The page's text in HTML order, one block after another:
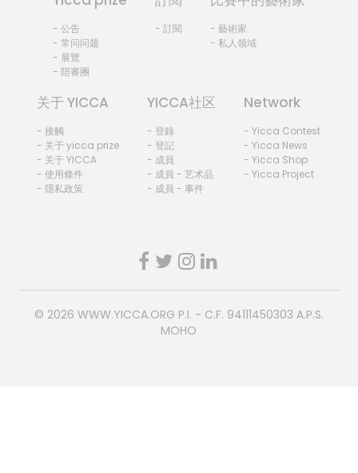
- 公告
- 常问问题
- 展覽
- 陪審團
- 訂閱
- 藝術家
- 私人领域
关于 YICCA
- 接觸
- 关于 yicca prize
- 关于 YICCA
- 使用條件
- 隱私政策
YICCA社区
- 登錄
- 登記
- 成員
- 成員 - 艺术品
- 成員 - 事件
Network
- Yicca Contest
- Yicca News
- Yicca Shop
- Yicca Project
© 2026 WWW.YICCA.ORG P.I. - C.F. 94111450303 A.P.S.
MOHO